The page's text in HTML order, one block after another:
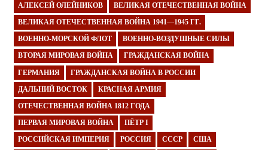
АЛЕКСЕЙ ОЛЕЙНИКОВ ВЕЛИКАЯ ОТЕЧЕСТВЕННАЯ ВОЙНА
ВЕЛИКАЯ ОТЕЧЕСТВЕННАЯ ВОЙНА 1941—1945 ГГ.
ВОЕННО-МОРСКОЙ ФЛОТ ВОЕННО-ВОЗДУШНЫЕ СИЛЫ
ВТОРАЯ МИРОВАЯ ВОЙНА ГРАЖДАНСКАЯ ВОЙНА
ГЕРМАНИЯ ГРАЖДАНСКАЯ ВОЙНА В РОССИИ
ДАЛЬНИЙ ВОСТОК КРАСНАЯ АРМИЯ
ОТЕЧЕСТВЕННАЯ ВОЙНА 1812 ГОДА
ПЕРВАЯ МИРОВАЯ ВОЙНА ПЁТР I
РОССИЙСКАЯ ИМПЕРИЯ РОССИЯ СССР США